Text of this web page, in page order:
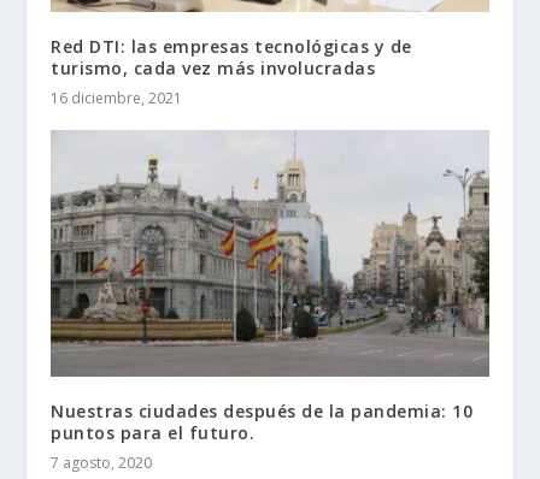
Red DTI: las empresas tecnológicas y de
turismo, cada vez más involucradas
16 diciembre, 2021
Nuestras ciudades después de la pandemia: 10
puntos para el futuro.
7 agosto, 2020